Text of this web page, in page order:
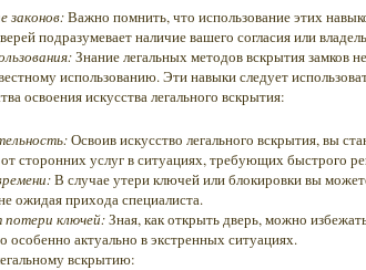
законов:Важно помнить, что использование этих
подразумевает наличие вашего согласия или
Знание легальных методов вскрытия замков
использованию. Эти навыки следует
освоения искусства легального вскрытия:
Освоив искусство легального вскрытия, вы
сторонних услуг в ситуациях, требующих быстрого
В случае утери ключей или блокировки вы
ожидая прихода специалиста.
ключей:Зная, как открыть дверь, можно
особенно актуально в экстренных ситуациях.
вскрытию: